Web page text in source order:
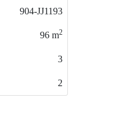
JJ1193
956-32575
100